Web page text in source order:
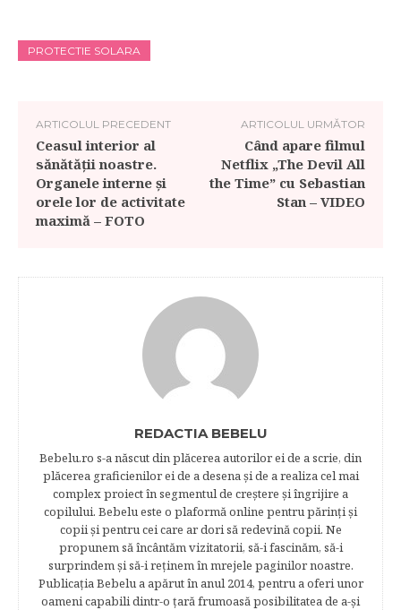
PROTECTIE SOLARA
ARTICOLUL PRECEDENT
Ceasul interior al
sănătăţii noastre.
Organele interne şi
orele lor de activitate
maximă – FOTO
ARTICOLUL URMĂTOR
Când apare filmul
Netflix „The Devil All
the Time” cu Sebastian
Stan – VIDEO
REDACTIA BEBELU
Bebelu.ro s-a născut din plăcerea autorilor ei de a scrie, din
plăcerea graficienilor ei de a desena şi de a realiza cel mai
complex proiect în segmentul de creştere şi îngrijire a
copilului. Bebelu este o plaformă online pentru părinţi şi
copii şi pentru cei care ar dori să redevină copii. Ne
propunem să încântăm vizitatorii, să-i fascinăm, să-i
surprindem şi să-i reţinem în mrejele paginilor noastre.​
Publicația Bebelu a apărut în anul 2014, pentru a oferi unor
oameni capabili dintr-o ţară frumoasă posibilitatea de a-şi